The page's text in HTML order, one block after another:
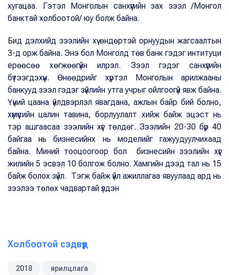
хугацаа. Гэтэл Монголын санхүүгийн зах зээл /Монгол
банктай холбоотой/ юу болж байна.
Бид дэлхийд зээлийн хүү өндөртэй орнуудын жагсаалтын
3-д орж байна. Энэ бол Монголд төв банк гэдэг интитуци
ерөөсөө хөгжөөгүйн илрэл. Зээл гэдэг санхүүгийн
бүтээгдэхүүн. Өнөөдрийг хүртэл Монголын арилжааны
банкууд зээл гэдэг зүйлийн утга учрыг ойлгоогүй явж байна.
Үүний цаана үйлдвэрлэл явагдана, ажлын байр бий болно,
хүмүүсийн цалин тавина, борлуулалт хийж байж эцэст нь
тэр ашгаасаа зээлийн хүүг төлдөг. Зээлийн 20-30 бүр 40
байгаа нь бизнесийнх нь моделийг гажуудуулчихаад
байна. Миний тооцоогоор бол бизнесийн зээлийн хүүг
жилийн 5 эсвэл 10 болгож болно. Хамгийн дээд тал нь 15
байж болох зүйл. Тэгж байж үйл ажиллагаа явуулаад ард нь
зээлээ төлөх чадвартай үлдэн
Холбоотой сэдвүүд
2018 ярилцлага